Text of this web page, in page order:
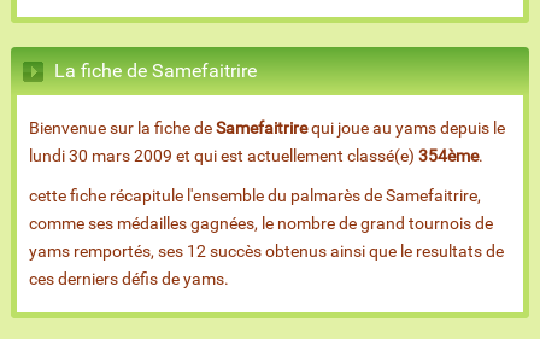
La fiche de Samefaitrire
Bienvenue sur la fiche deSamefaitrirequi joue au yams depuis le
lundi 30 mars 2009 et qui est actuellement classé(e) 354ème.
cette fiche récapitule l'ensemble du palmarès de Samefaitrire,
comme ses médailles gagnées, le nombre de grand tournois de
yams remportés, ses 12 succès obtenus ainsi que le resultats de
ces derniers défis de yams.